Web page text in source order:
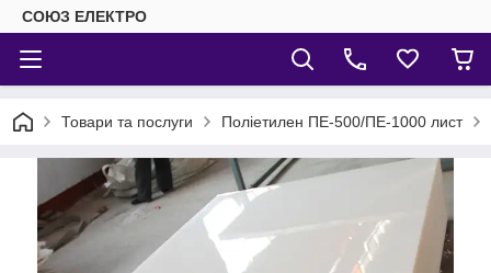
СОЮЗ ЕЛЕКТРО
Товари та послуги Поліетилен ПЕ-500/ПЕ-1000 лист